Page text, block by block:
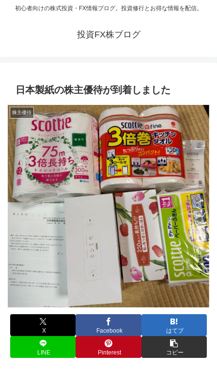
初心者向けの株式投資・FX情報ブログ。投資修行とお得な情報を配信。
投資FX株ブログ
日本製紙の株主優待が到着しました
株主優待
X Facebook はてブ
LINE Pinterest コピー